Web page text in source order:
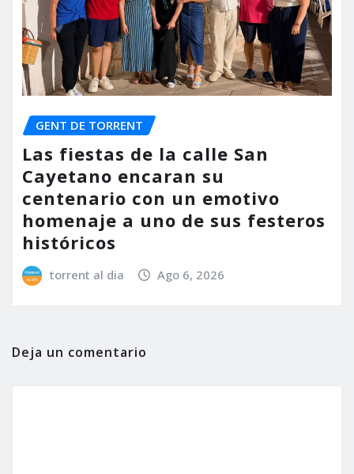
GENT DE TORRENT
Las fiestas de la calle San
Cayetano encaran su
centenario con un emotivo
homenaje a uno de sus festeros
históricos
torrent al dia Ago 6, 2026
Deja un comentario